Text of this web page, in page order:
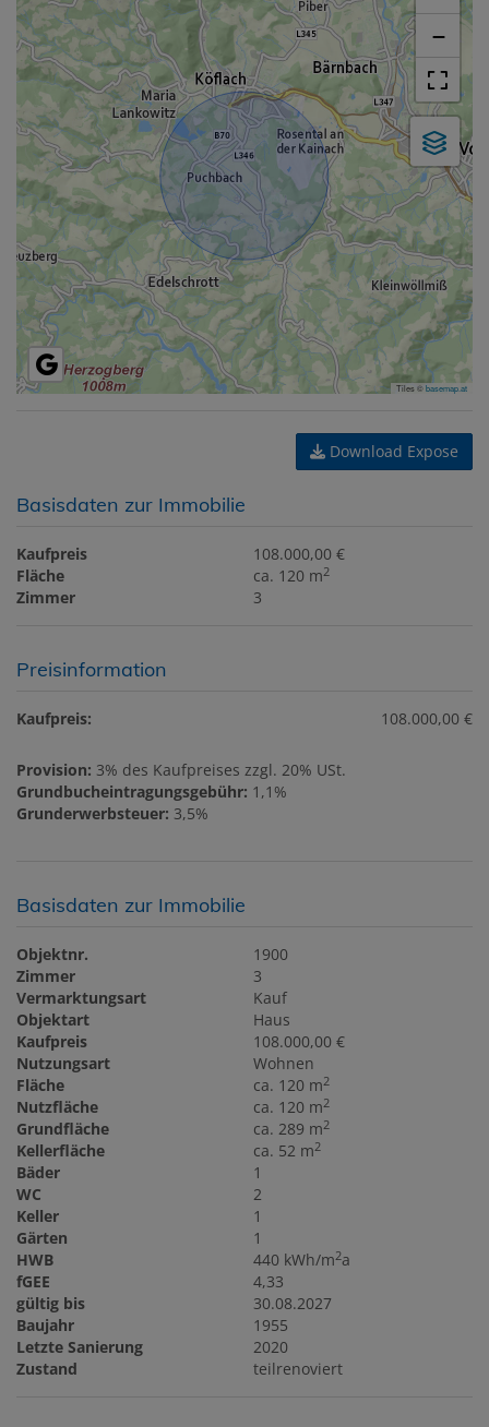
−
Tiles ©basemap.at
Download Expose
Basisdaten zur Immobilie
Kaufpreis
108.000,00 €
Fläche
ca. 120 m2
Zimmer 3
Preisinformation
Kaufpreis: 108.000,00 €
Provision: 3% des Kaufpreises zzgl. 20% USt.
Grundbucheintragungsgebühr: 1,1%
Grunderwerbsteuer: 3,5%
Basisdaten zur Immobilie
Objektnr.
1900
Zimmer
3
Vermarktungsart
Kauf
Objektart
Haus
Kaufpreis
108.000,00 €
Nutzungsart
Wohnen
Fläche
ca. 120 m2
Nutzfläche ca. 120 m2
Grundfläche ca. 289 m2
Kellerfläche ca. 52 m2
Bäder
1
WC
2
Keller
1
Gärten
1
HWB
440 kWh/m2a
fGEE
4,33
gültig bis
30.08.2027
Baujahr
1955
Letzte Sanierung
2020
Zustand
teilrenoviert